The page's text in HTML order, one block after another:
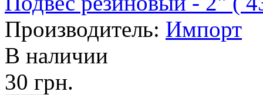
Производитель: Импорт
В наличии
30 грн.